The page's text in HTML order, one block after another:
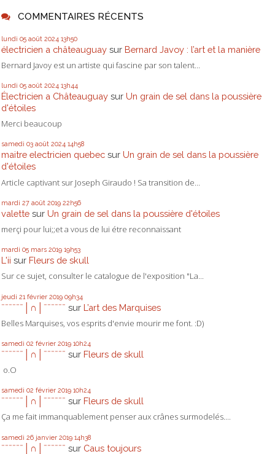
COMMENTAIRES RÉCENTS
lundi 05 août 2024 13h50
électricien a châteauguay sur Bernard Javoy : l’art et la manière
Bernard Javoy est un artiste qui fascine par son talent...
lundi 05 août 2024 13h44
Électricien a Châteauguay sur Un grain de sel dans la poussière
d'étoiles
Merci beaucoup
samedi 03 août 2024 14h58
maitre electricien quebec sur Un grain de sel dans la poussière
d'étoiles
Article captivant sur Joseph Giraudo ! Sa transition de...
mardi 27 août 2019 22h56
valette sur Un grain de sel dans la poussière d'étoiles
merçi pour lui;;et a vous de lui étre reconnaissant
mardi 05 mars 2019 19h53
L'ii sur Fleurs de skull
Sur ce sujet, consulter le catalogue de l'exposition "La...
jeudi 21 février 2019 09h34
ˉˉˉˉˉˉ│∩│ˉˉˉˉˉˉ sur L’art des Marquises
Belles Marquises, vos esprits d'envie mourir me font. :D)
samedi 02 février 2019 10h24
ˉˉˉˉˉˉ│∩│ˉˉˉˉˉˉ sur Fleurs de skull
o.O
samedi 02 février 2019 10h24
ˉˉˉˉˉˉ│∩│ˉˉˉˉˉˉ sur Fleurs de skull
Ça me fait immanquablement penser aux crânes surmodelés....
samedi 26 janvier 2019 14h38
ˉˉˉˉˉˉ│∩│ˉˉˉˉˉˉ sur Caus toujours